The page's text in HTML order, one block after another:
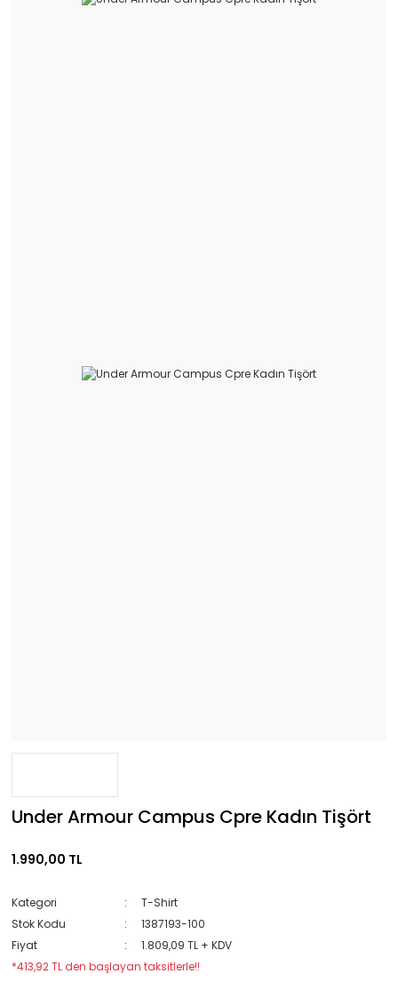
Under Armour Campus Cpre Kadın Tişört
1.990,00 TL
Kategori
T-Shirt
Stok Kodu
1387193-100
Fiyat
1.809,09 TL + KDV
*413,92 TL den başlayan taksitlerle!!